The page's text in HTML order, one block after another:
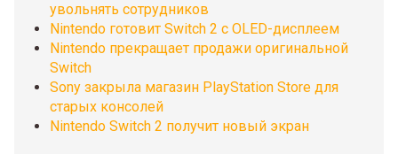
увольнять сотрудников
Nintendo готовит Switch 2 с OLED-дисплеем
Nintendo прекращает продажи оригинальной
Switch
Sony закрыла магазин PlayStation Store для
старых консолей
Nintendo Switch 2 получит новый экран